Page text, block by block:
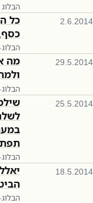
הבלוג
2.6.2014
כל
הבלוג·
29.5.2014
מה
הבלוג·
25.5.2014
הבלוג·
18.5.2014
הבלוג·